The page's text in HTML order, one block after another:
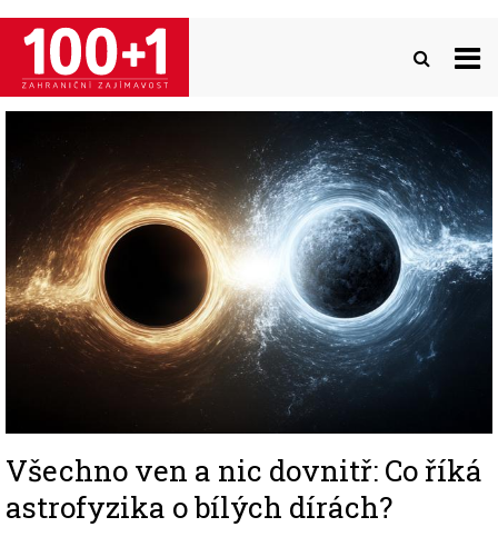
Přejít
hlavnímu
obsahu
Všechno ven a nic dovnitř: Co říká
astrofyzika o bílých dírách?